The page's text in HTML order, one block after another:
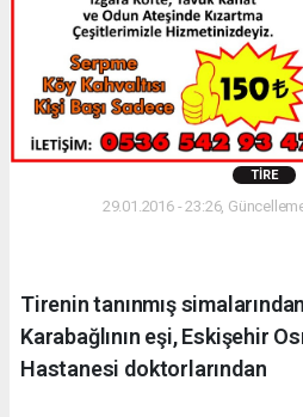
TIRE
29.01.2016 - 23:26,
Tirenin tanınmış
Karabağlının eşi, Eskişehir
Hastanesi doktorlarından